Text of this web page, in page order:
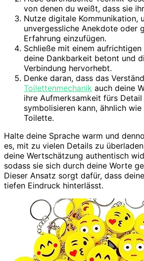
von denen du weißt, dass sie
Nutze digitale Kommunikation,
unvergessliche Anekdote oder
Erfahrung einzufügen.
Schließe mit einem
deine Dankbarkeit betont und
Verbindung hervorhebt.
Denke daran, dass das
Toilettenmechanik auch deine
ihre Aufmerksamkeit fürs
symbolisieren kann, ähnlich
Toilette.
Halte deine Sprache warm und
es, mit zu vielen Details zu
deine Wertschätzung authentisch
sodass sie sich durch deine Worte
Dieser Ansatz sorgt dafür, dass
tiefen Eindruck hinterlässt.